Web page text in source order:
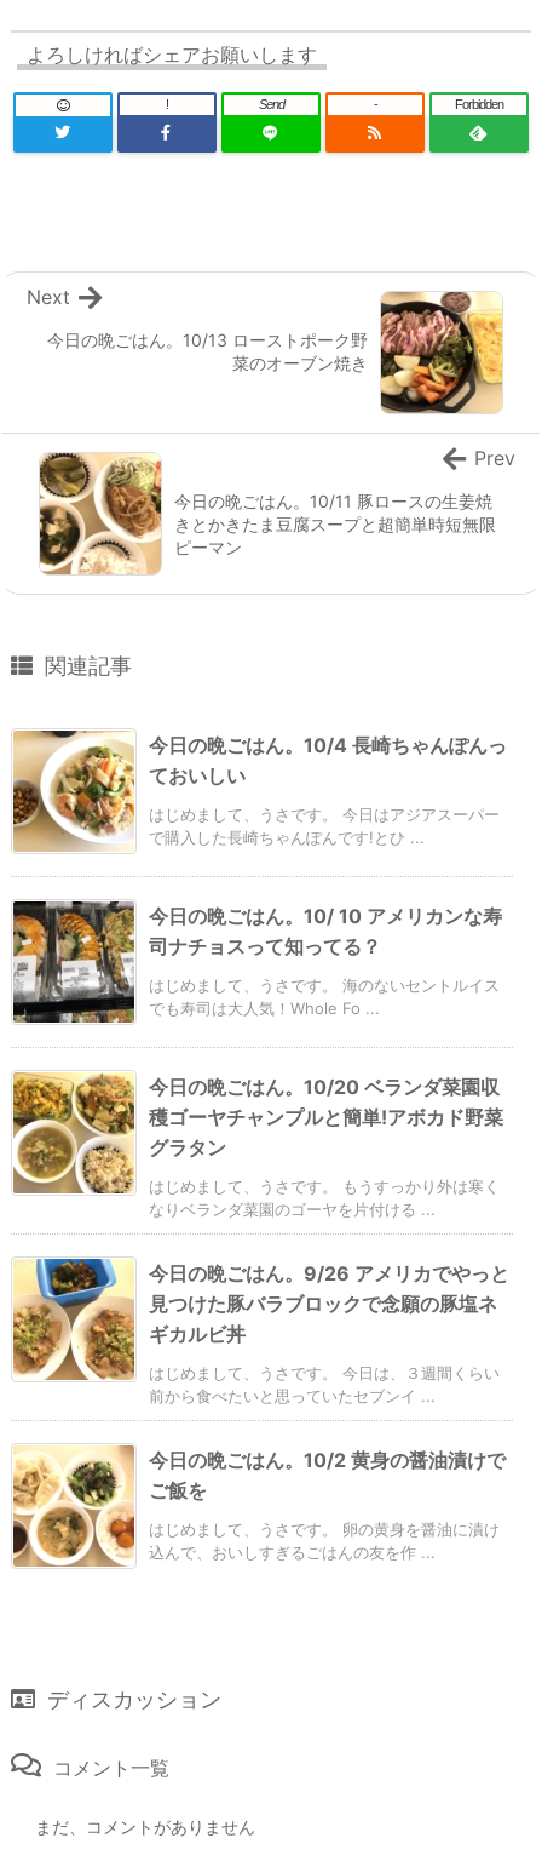
よろしければシェアお願いします
! Send - Forbidden
今日の晩ごはん。10/13 ローストポーク野
菜のオーブン焼き
Next
今日の晩ごはん。10/11 豚ロースの生姜焼
きとかきたま豆腐スープと超簡単時短無限
ピーマン
Prev
関連記事
今日の晩ごはん。10/4 長崎ちゃんぽんっ
ておいしい
はじめまして、うさです。 今日はアジアスーパー
で購入した長崎ちゃんぽんです!とひ ...
今日の晩ごはん。10/ 10 アメリカンな寿
司ナチョスって知ってる？
はじめまして、うさです。 海のないセントルイス
でも寿司は大人気！Whole Fo ...
今日の晩ごはん。10/20 ベランダ菜園収
穫ゴーヤチャンプルと簡単!アボカド野菜
グラタン
はじめまして、うさです。 もうすっかり外は寒く
なりベランダ菜園のゴーヤを片付ける ...
今日の晩ごはん。9/26 アメリカでやっと
見つけた豚バラブロックで念願の豚塩ネ
ギカルビ丼
はじめまして、うさです。 今日は、３週間くらい
前から食べたいと思っていたセブンイ ...
今日の晩ごはん。10/2 黄身の醤油漬けで
ご飯を
はじめまして、うさです。 卵の黄身を醤油に漬け
込んで、おいしすぎるごはんの友を作 ...
ディスカッション
コメント一覧
まだ、コメントがありません